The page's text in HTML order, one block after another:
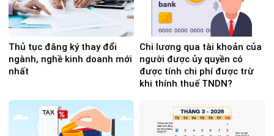
Thủ tục đăng ký thay đổi
ngành, nghề kinh doanh mới
nhất
Chi lương qua tài khoản của
người được ủy quyền có
được tính chi phí được trừ
khi thính thuế TNDN?